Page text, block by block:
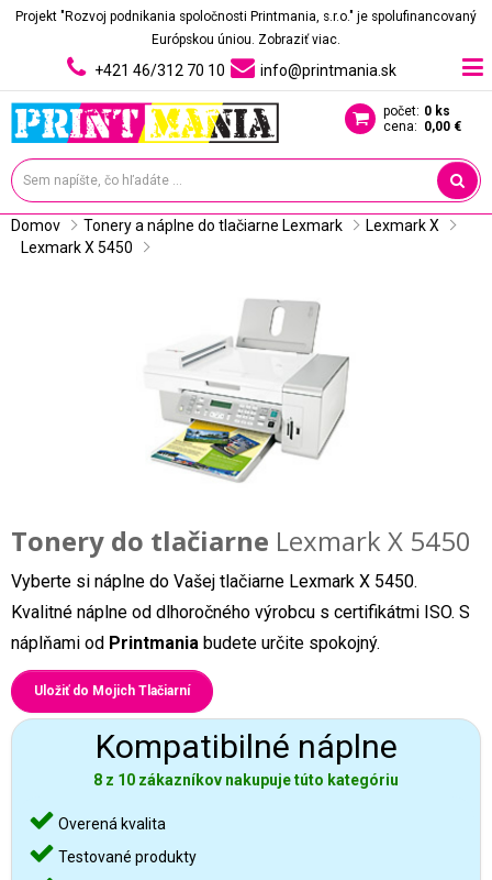
Projekt "Rozvoj podnikania spoločnosti Printmania, s.r.o." je spolufinancovaný
Európskou úniou. Zobraziť viac.
+421 46/312 70 10 info@printmania.sk
počet: 0 ks
cena: 0,00 €
Domov Tonery a náplne do tlačiarne Lexmark
Lexmark X
Lexmark X 5450
Tonery do tlačiarne Lexmark X 5450
Vyberte si náplne do Vašej tlačiarne Lexmark X 5450.
Kvalitné náplne od dlhoročného výrobcu s certifikátmi ISO. S
náplňami od Printmania budete určite spokojný.
Uložiť do Mojich Tlačiarní
Kompatibilné náplne
8 z 10 zákazníkov nakupuje túto kategóriu
Overená kvalita
Testované produkty